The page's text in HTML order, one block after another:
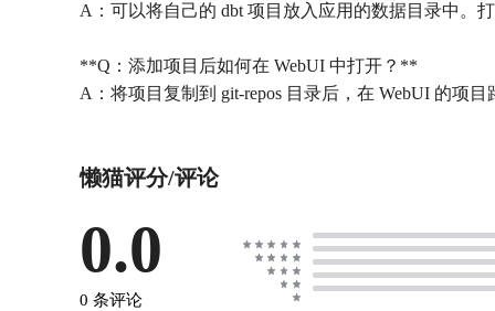
A：可以将自己的 dbt 项目放入应用的数据目录中。
**Q：添加项目后如何在 WebUI 中打开？**
懒猫评分/评论
0.0
0 条评论